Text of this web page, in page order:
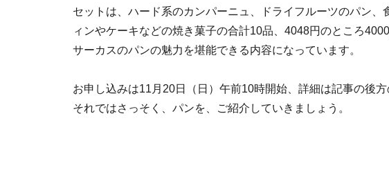
セットは、ハード系のカンパーニュ、ドライフルーツのパン、
ィンやケーキなどの焼き菓子の合計10品、4048円のところ
サーカスのパンの魅力を堪能できる内容になっています。
お申し込みは11月20日（日）午前10時開始、詳細は記事の後
それではさっそく、パンを、ご紹介していきましょう。